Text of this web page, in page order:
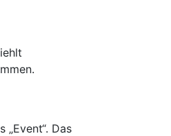
Das